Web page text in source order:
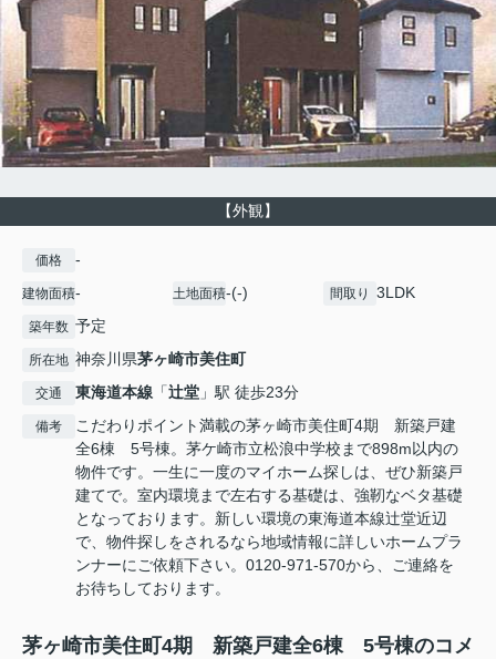
【外観】
価格 -
建物面積- 土地面積-(-) 間取り 3LDK
築年数 予定
所在地 神奈川県茅ヶ崎市美住町
交通 東海道本線 「辻堂 」駅 徒歩23分
備考
こだわりポイント満載の茅ヶ崎市美住町4期 新築戸建
全6棟 5号棟。茅ケ崎市立松浪中学校まで898m以内の
物件です。一生に一度のマイホーム探しは、ぜひ新築戸
建てで。室内環境まで左右する基礎は、強靭なベタ基礎
となっております。新しい環境の東海道本線辻堂近辺
で、物件探しをされるなら地域情報に詳しいホームプラ
ンナーにご依頼下さい。0120-971-570から、ご連絡を
お待ちしております。
茅ヶ崎市美住町4期 新築戸建全6棟 5号棟のコメ